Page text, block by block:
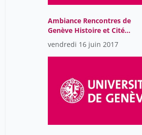
Ambiance Rencontres de
Genève Histoire et Cité
2017
vendredi 16 juin 2017